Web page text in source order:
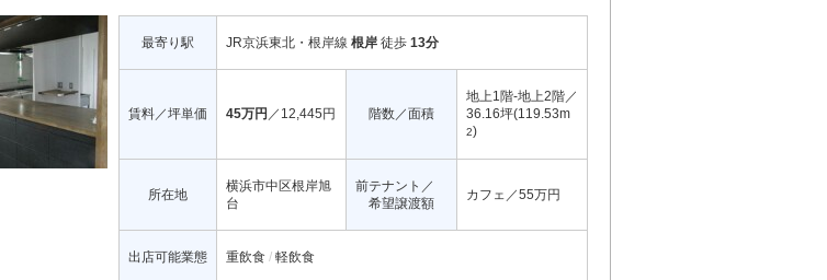
最寄り駅 JR京浜東北・根岸線 根岸 徒歩 13分
賃料／坪単価 45万円 ／12,445円 階数／面積
地上1階-地上2階／
36.16坪(119.53m
2)
所在地
横浜市中区根岸旭
台
前テナント／
希望譲渡額
カフェ／55万円
出店可能業態 重飲食 軽飲食